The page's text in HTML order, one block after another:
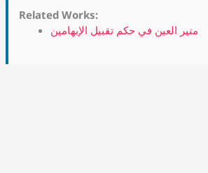
Related Works:
منير العين في حكم تقبيل الإبهامين